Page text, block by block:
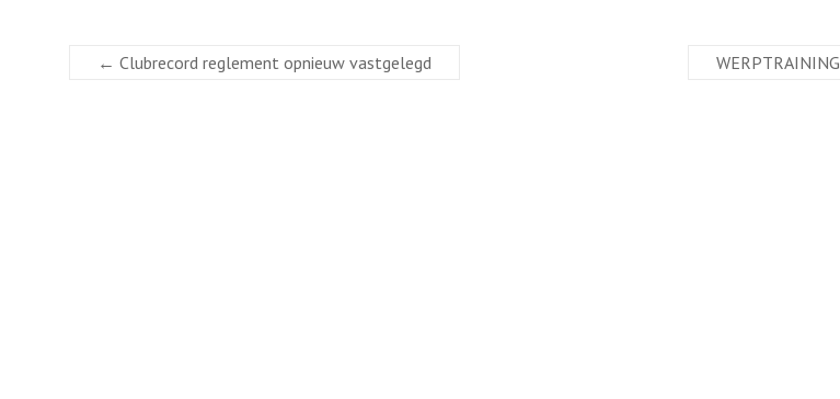
← Clubrecord reglement opnieuw vastgelegd WERPTRAINING